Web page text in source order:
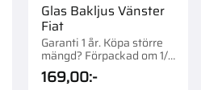
Glas Bakljus Vänster
Fiat
Garanti 1 år. Köpa större
mängd? Förpackad om 1/5
st.
169,00:-